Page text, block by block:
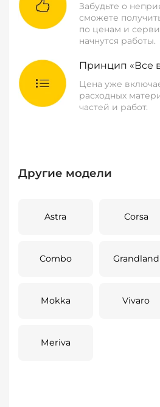
Забудьте о
сможете
по ценам и
начнутся работы.
Принцип «Все
Цена уже
расходных
частей и работ.
Другие модели
Astra Corsa
Combo Grandland
Mokka Vivaro
Meriva